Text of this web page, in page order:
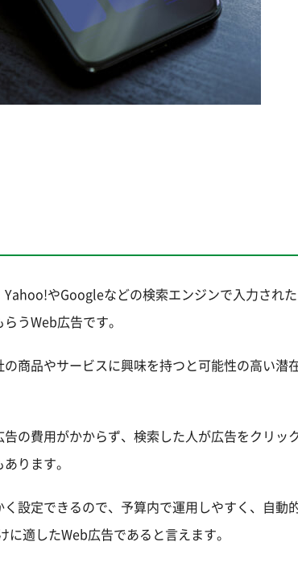
やGoogleなどの検索エンジンで入力され
うWeb広告です。
商品やサービスに興味を持つと可能性の高い潜
の費用がかからず、検索した人が広告をクリッ
ります。
設定できるので、予算内で運用しやすく、自動
適したWeb広告であると言えます。